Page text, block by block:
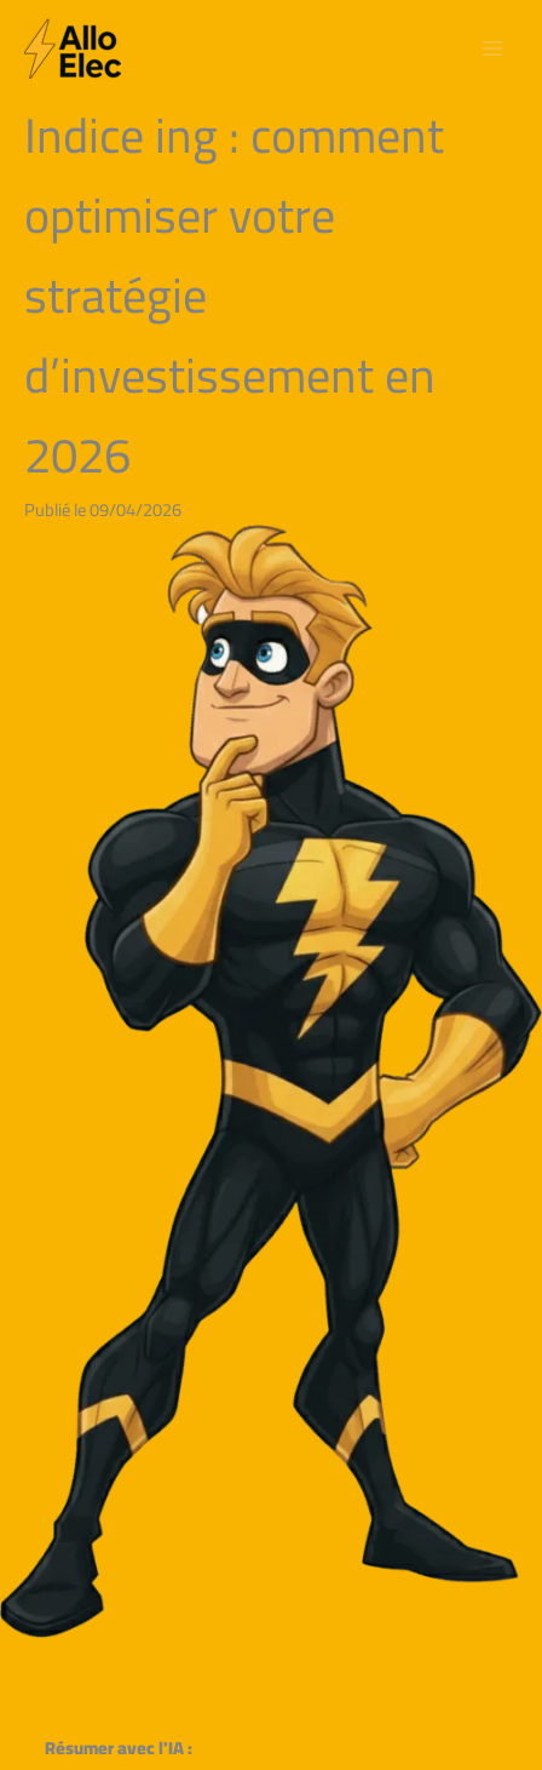
contenu
Indice ing : comment
optimiser votre
stratégie
d’investissement en
2026
Publié le 09/04/2026
Résumer avec l'IA :